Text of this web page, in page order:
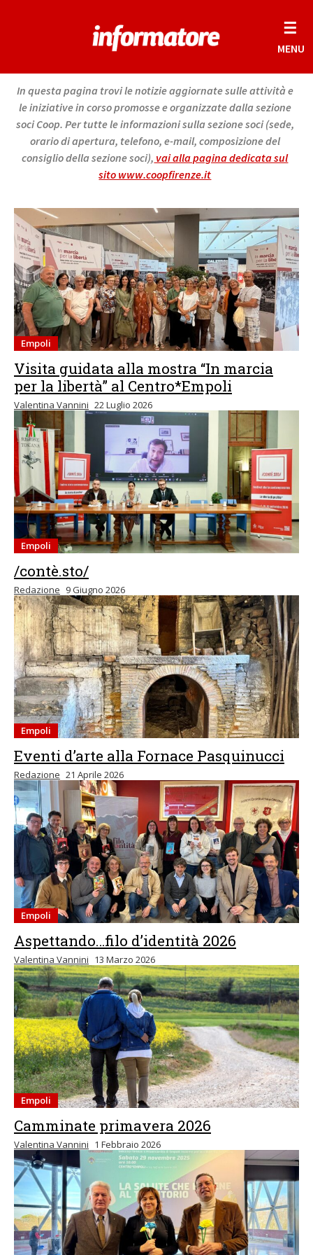
☰
MENU
In questa pagina trovi le notizie aggiornate sulle attività e
le iniziative in corso promosse e organizzate dalla sezione
soci Coop. Per tutte le informazioni sulla sezione soci (sede,
orario di apertura, telefono, e-mail, composizione del
consiglio della sezione soci), vai alla pagina dedicata sul
sito www.coopfirenze.it
Empoli
Visita guidata alla mostra “In marcia
per la libertà” al Centro*Empoli
Valentina Vannini 22 Luglio 2026
Empoli
/contè.sto/
Redazione 9 Giugno 2026
Empoli
Eventi d’arte alla Fornace Pasquinucci
Redazione 21 Aprile 2026
Empoli
Aspettando…filo d’identità 2026
Valentina Vannini 13 Marzo 2026
Empoli
Camminate primavera 2026
Valentina Vannini 1 Febbraio 2026